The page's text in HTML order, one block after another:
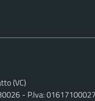
(VC)
- P.Iva: 01617100027